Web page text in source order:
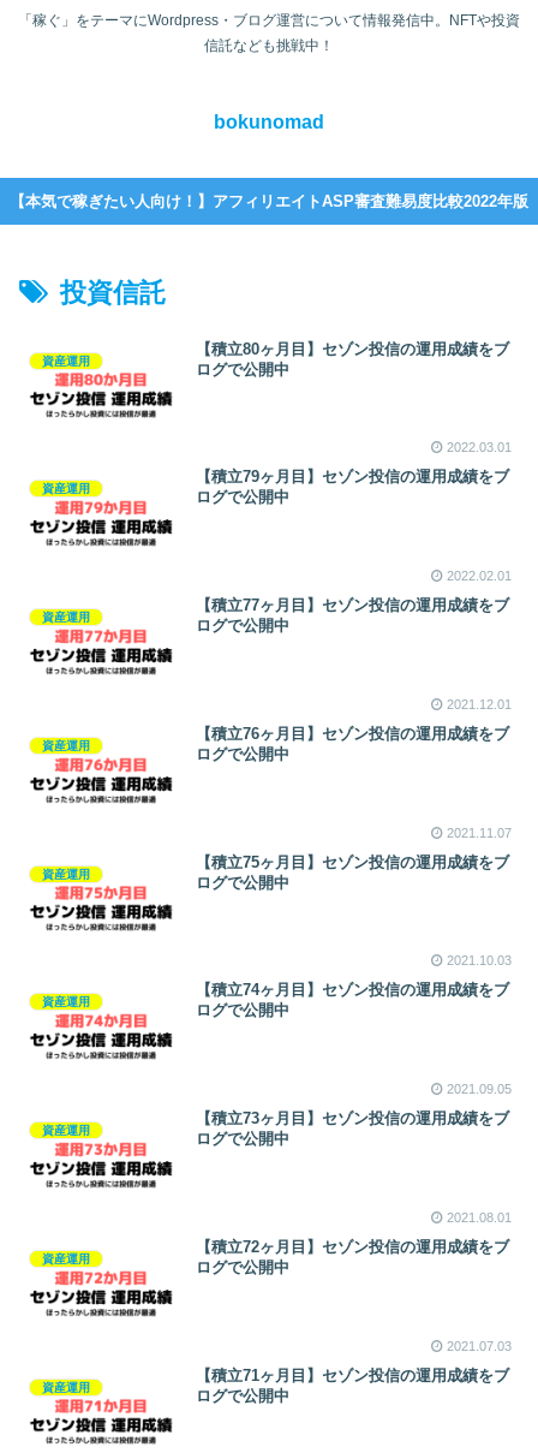
「稼ぐ」をテーマにWordpress・ブログ運営について情報発信中。NFTや投資
信託なども挑戦中！
bokunomad
【本気で稼ぎたい人向け！】アフィリエイトASP審査難易度比較2022年版
投資信託
資産運用
【積立80ヶ月目】セゾン投信の運用成績をブ
ログで公開中
2022.03.01
資産運用
【積立79ヶ月目】セゾン投信の運用成績をブ
ログで公開中
2022.02.01
資産運用
【積立77ヶ月目】セゾン投信の運用成績をブ
ログで公開中
2021.12.01
資産運用
【積立76ヶ月目】セゾン投信の運用成績をブ
ログで公開中
2021.11.07
資産運用
【積立75ヶ月目】セゾン投信の運用成績をブ
ログで公開中
2021.10.03
資産運用
【積立74ヶ月目】セゾン投信の運用成績をブ
ログで公開中
2021.09.05
資産運用
【積立73ヶ月目】セゾン投信の運用成績をブ
ログで公開中
2021.08.01
資産運用
【積立72ヶ月目】セゾン投信の運用成績をブ
ログで公開中
2021.07.03
資産運用
【積立71ヶ月目】セゾン投信の運用成績をブ
ログで公開中